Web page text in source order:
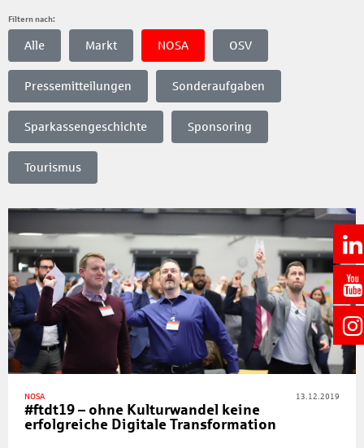
Filtern nach:
Alle Markt NOSA OSV
Pressemitteilungen Sonderaufgaben
Sparkassengeschichte Sponsoring
Tourismus
NOSA 13.12.2019
#ftdt19 – ohne Kulturwandel keine
erfolgreiche Digitale Transformation